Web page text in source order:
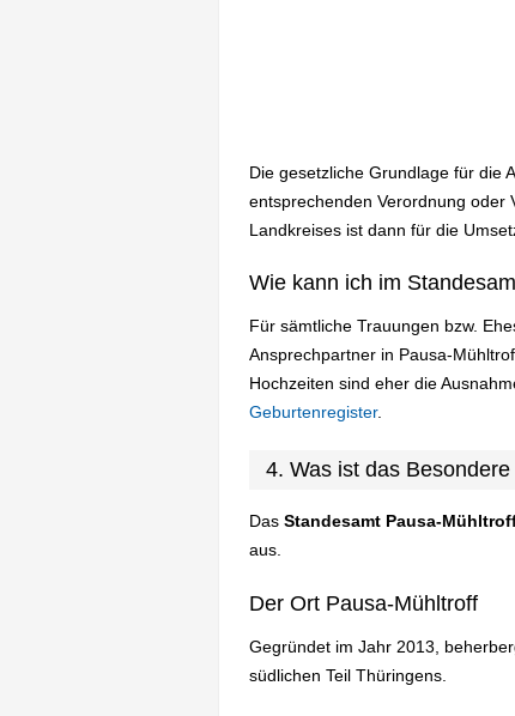
Die gesetzliche Grundlage für die
entsprechenden Verordnung oder
Landkreises ist dann für die
Wie kann ich im
Für sämtliche Trauungen bzw.
Ansprechpartner in Pausa-
Hochzeiten sind eher die
Geburtenregister.
4. Was ist das
Das Standesamt Pausa-
aus.
Der Ort Pausa-Mühltroff
Gegründet im Jahr 2013,
südlichen Teil Thüringens.